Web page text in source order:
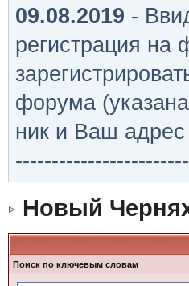
09.08.2019 -
регистрация на
форума
ник и Ваш адрес
Новый
Поиск по ключевым словам